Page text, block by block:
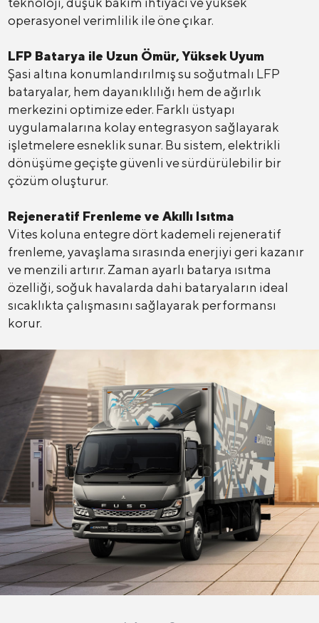
operasyonel verimlilik ile öne çıkar.
LFP Batarya ile Uzun Ömür, Yüksek Uyum
Şasi altına konumlandırılmış su soğutmalı LFP
bataryalar, hem dayanıklılığı hem de ağırlık
merkezini optimize eder. Farklı üstyapı
uygulamalarına kolay entegrasyon sağlayarak
işletmelere esneklik sunar. Bu sistem, elektrikli
dönüşüme geçişte güvenli ve sürdürülebilir bir
çözüm oluşturur.
Rejeneratif Frenleme ve Akıllı Isıtma
Vites koluna entegre dört kademeli rejeneratif
frenleme, yavaşlama sırasında enerjiyi geri kazanır
ve menzili artırır. Zaman ayarlı batarya ısıtma
özelliği, soğuk havalarda dahi bataryaların ideal
sıcaklıkta çalışmasını sağlayarak performansı
korur.